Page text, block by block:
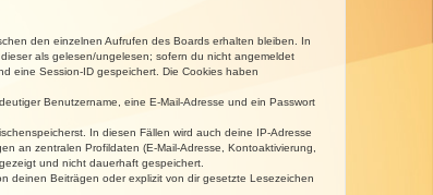
den einzelnen Aufrufen des Boards erhalten bleiben. In
als gelesen/ungelesen; sofern du nicht angemeldet
eine Session-ID gespeichert. Die Cookies haben
Benutzername, eine E-Mail-Adresse und ein Passwort
In diesen Fällen wird auch deine IP-Adresse
an zentralen Profildaten (E-Mail-Adresse, Kontoaktivierung,
und nicht dauerhaft gespeichert.
deinen Beiträgen oder explizit von dir gesetzte Lesezeichen